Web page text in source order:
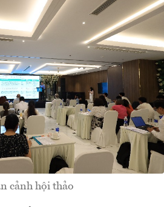
cảnh hội thảo